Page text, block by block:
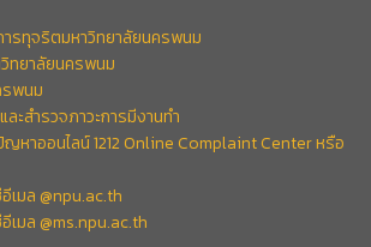
รทุจริตมหาวิทยาลัยนครพนม
ทยาลัยนครพนม
รพนม
ะสำรวจภาวะการมีงานทำ
หาออนไลน์ 1212 Online Complaint Center หรือ
เมล @npu.ac.th
เมล @ms.npu.ac.th